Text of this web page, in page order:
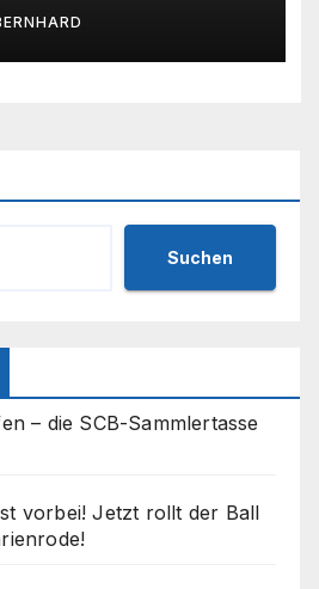
tollem
🩵🤍
Suchen
– die SCB-Sammlertasse
vorbei! Jetzt rollt der Ball